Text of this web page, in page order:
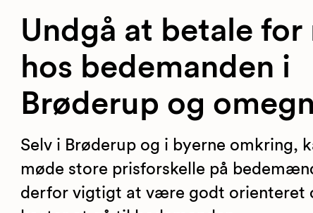
Undgå at betale for
hos bedemanden i
Brøderup og omegn
Selv i Brøderup og i byerne omkring,
møde store prisforskelle på
derfor vigtigt at være godt orienteret